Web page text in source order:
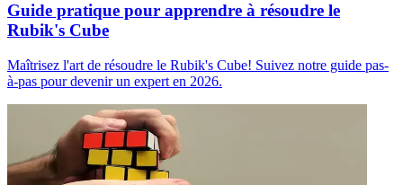
Guide pratique pour apprendre à résoudre le
Rubik's Cube
Maîtrisez l'art de résoudre le Rubik's Cube! Suivez notre guide pas-
à-pas pour devenir un expert en 2026.